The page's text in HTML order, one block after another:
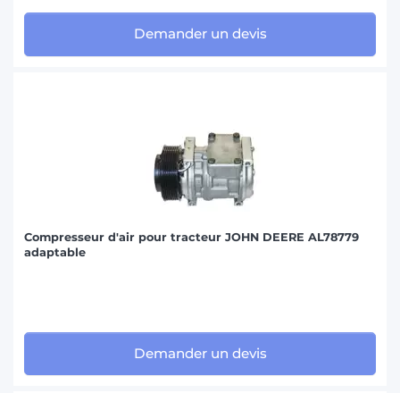
Demander un devis
Compresseur d'air pour tracteur JOHN DEERE AL78779
adaptable
Demander un devis